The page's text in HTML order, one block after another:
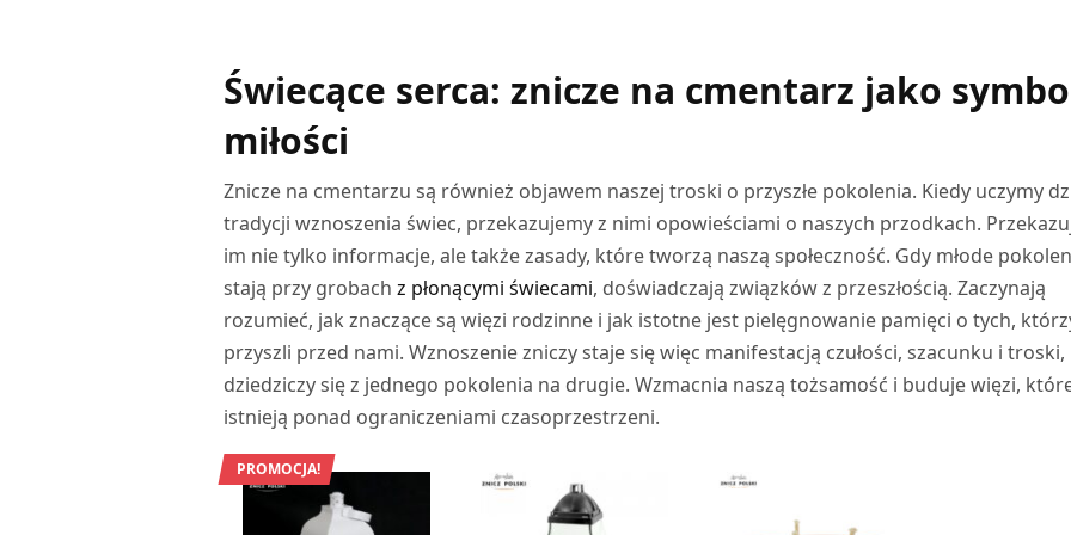
Świecące serca: znicze na cmentarz jako
miłości
Znicze na cmentarzu są również objawem naszej troski o przyszłe pokolenia. Kiedy uczymy
tradycji wznoszenia świec, przekazujemy z nimi opowieściami o naszych przodkach.
im nie tylko informacje, ale także zasady, które tworzą naszą społeczność. Gdy młode
stają przy grobachz płonącymi świecami, doświadczają związków z przeszłością. Zaczynają
rozumieć, jak znaczące są więzi rodzinne i jak istotne jest pielęgnowanie pamięci o tych,
przyszli przed nami. Wznoszenie zniczy staje się więc manifestacją czułości, szacunku i
dziedziczy się z jednego pokolenia na drugie. Wzmacnia naszą tożsamość i buduje więzi,
istnieją ponad ograniczeniami czasoprzestrzeni.
PROMOCJA!